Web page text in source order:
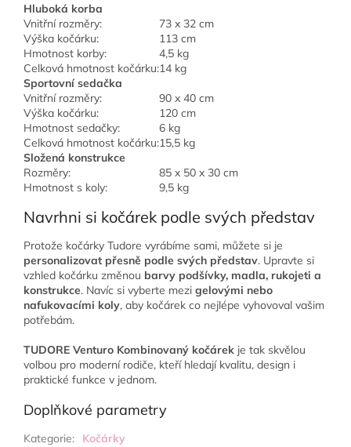
Hluboká korba
Vnitřní rozměry:
73 x 32 cm
Výška kočárku:
113 cm
Hmotnost korby:
4,5 kg
Celková hmotnost kočárku:14 kg
Sportovní sedačka
Vnitřní rozměry:
90 x 40 cm
Výška kočárku:
120 cm
Hmotnost sedačky:
6 kg
Celková hmotnost kočárku:15,5 kg
Složená konstrukce
Rozměry:
85 x 50 x 30 cm
Hmotnost s koly:
9,5 kg
Navrhni si kočárek podle svých představ
Protože kočárky Tudore vyrábíme sami, můžete si je
personalizovat přesně podle svých představ. Upravte si
vzhled kočárku změnou barvy podšívky, madla, rukojeti a
konstrukce. Navíc si vyberte mezi gelovými nebo
nafukovacími koly, aby kočárek co nejlépe vyhovoval vašim
potřebám.
TUDORE Venturo Kombinovaný kočárek je tak skvělou
volbou pro moderní rodiče, kteří hledají kvalitu, design i
praktické funkce v jednom.
Doplňkové parametry
Kategorie:
Kočárky